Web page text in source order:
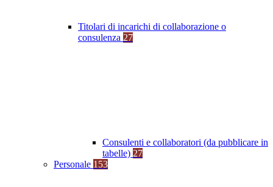
Titolari di incarichi di collaborazione o
consulenza 27
Consulenti e collaboratori (da pubblicare in
tabelle) 27
Personale 153